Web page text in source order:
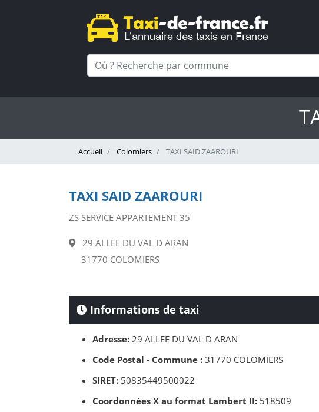
Accueil Colomiers TAXI SAID ZAAROURI
TAXI SAID ZAAROURI
ZS SERVICE APPARTEMENT 35
29 ALLEE DU VAL D ARAN
31770 COLOMIERS
Informations de taxi
Adresse: 29 ALLEE DU VAL D ARAN
Code Postal - Commune : 31770 COLOMIERS
SIRET: 50835449500022
Coordonnées X au format Lambert II: 518509